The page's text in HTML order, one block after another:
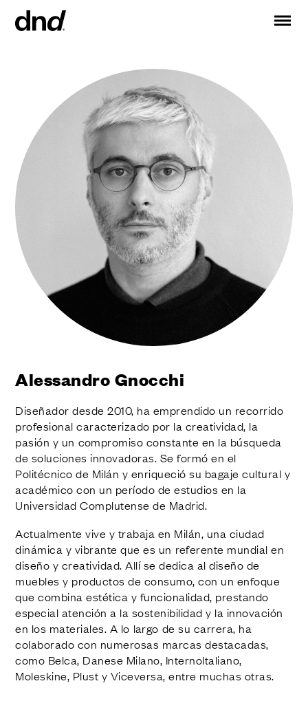
EN ES FR DE
PRODUCTOS
Todos los productos
Manijas para puertas
Manijas para ventanas
Tiradores para puertas y portones
Manija personalizadas
Pomos para puertas
Pomos y accesorios para muebles
Manijas para puertas correderas
Manillas para puertas correderas elevadoras
ACABADOS
SISTEMAS
CONTACTOS
Alessandro Gnocchi
Diseñador desde 2010, ha emprendido un recorrido
profesional caracterizado por la creatividad, la
pasión y un compromiso constante en la búsqueda
de soluciones innovadoras. Se formó en el
Politécnico de Milán y enriqueció su bagaje cultural y
académico con un período de estudios en la
Universidad Complutense de Madrid.
Actualmente vive y trabaja en Milán, una ciudad
dinámica y vibrante que es un referente mundial en
diseño y creatividad. Allí se dedica al diseño de
muebles y productos de consumo, con un enfoque
que combina estética y funcionalidad, prestando
especial atención a la sostenibilidad y la innovación
en los materiales. A lo largo de su carrera, ha
colaborado con numerosas marcas destacadas,
como Belca, Danese Milano, InternoItaliano,
Moleskine, Plust y Viceversa, entre muchas otras.